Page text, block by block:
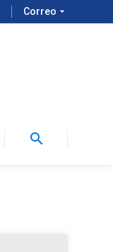
Correo arrow_drop_down
search